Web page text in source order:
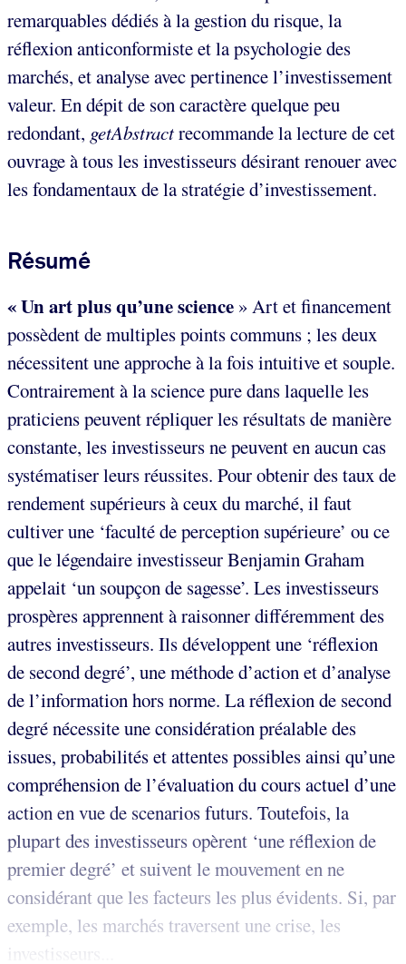
remarquables dédiés à la gestion du risque, la
réflexion anticonformiste et la psychologie des
marchés, et analyse avec pertinence l’investissement
valeur. En dépit de son caractère quelque peu
redondant, getAbstractrecommande la lecture de cet
ouvrage à tous les investisseurs désirant renouer avec
les fondamentaux de la stratégie d’investissement.
Résumé
« Un art plus qu’une science » Art et financement
possèdent de multiples points communs ; les deux
nécessitent une approche à la fois intuitive et souple.
Contrairement à la science pure dans laquelle les
praticiens peuvent répliquer les résultats de manière
constante, les investisseurs ne peuvent en aucun cas
systématiser leurs réussites. Pour obtenir des taux de
rendement supérieurs à ceux du marché, il faut
cultiver une ‘faculté de perception supérieure’ ou ce
que le légendaire investisseur Benjamin Graham
appelait ‘un soupçon de sagesse’. Les investisseurs
prospères apprennent à raisonner différemment des
autres investisseurs. Ils développent une ‘réflexion
de second degré’, une méthode d’action et d’analyse
de l’information hors norme. La réflexion de second
degré nécessite une considération préalable des
issues, probabilités et attentes possibles ainsi qu’une
compréhension de l’évaluation du cours actuel d’une
action en vue de scenarios futurs. Toutefois, la
plupart des investisseurs opèrent ‘une réflexion de
premier degré’ et suivent le mouvement en ne
considérant que les facteurs les plus évidents. Si, par
exemple, les marchés traversent une crise, les
investisseurs...